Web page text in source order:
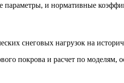
и нормативные
снеговых нагрузок на
покрова и расчет по моделям,